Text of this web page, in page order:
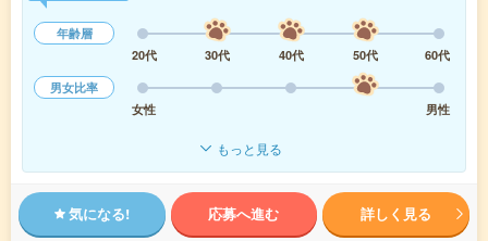
年齢層
20代
30代 40代 50代
60代
男女比率
女性
男性
もっと見る
気になる! 応募へ進む 詳しく見る